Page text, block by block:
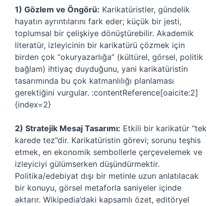
1) Gözlem ve Öngörü: Karikatüristler, gündelik
hayatın ayrıntılarını fark eder; küçük bir jesti,
toplumsal bir çelişkiye dönüştürebilir. Akademik
literatür, izleyicinin bir karikatürü çözmek için
birden çok “okuryazarlığa” (kültürel, görsel, politik
bağlam) ihtiyaç duyduğunu, yani karikatüristin
tasarımında bu çok katmanlılığı planlaması
gerektiğini vurgular. :contentReference[oaicite:2]
{index=2}
2) Stratejik Mesaj Tasarımı: Etkili bir karikatür “tek
karede tez”dir. Karikatüristin görevi; sorunu teşhis
etmek, en ekonomik sembollerle çerçevelemek ve
izleyiciyi gülümserken düşündürmektir.
Politika/edebiyat dışı bir metinle uzun anlatılacak
bir konuyu, görsel metaforla saniyeler içinde
aktarır. Wikipedia’daki kapsamlı özet, editöryel